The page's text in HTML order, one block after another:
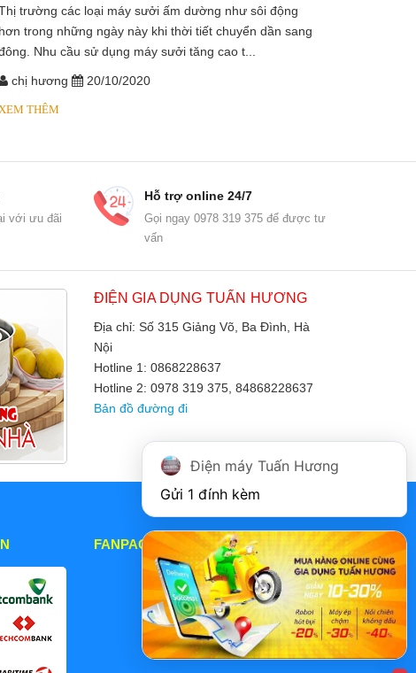
trường các loại máy sưởi ấm dường như sôi động
hơn trong những ngày này khi thời tiết chuyển dần sang
Nhu cầu sử dụng máy sưởi tăng cao t...
chị hương 20/10/2020
THÊM
với ưu đãi
Hỗ trợ online 24/7
Gọi ngay 0978 319 375 để được tư
vấn
ĐIỆN GIA DỤNG TUẤN HƯƠNG
Địa chỉ: Số 315 Giảng Võ, Ba Đình, Hà
Nội
Hotline 1: 0868228637
Hotline 2: 0978 319 375, 84868228637
Bản đồ đường đi
FANPAGE
Điện máy Tuấn Hương
Gửi 1 đính kèm